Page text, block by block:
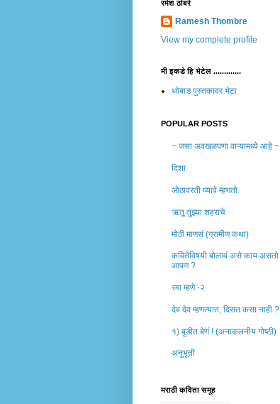
रमेश ठोंबरे
Ramesh Thombre
View my complete profile
मी इकडे हि भेटेल .............
थोबाड पुस्तकावर भेटा
POPULAR POSTS
~ जसा अवखळपणा वाऱ्यामध्ये आहे ~
दिशा
ओठावरती घ्यावे म्हणतो
ऋतू तुझ्या शहराचे
मोठी माणसं (ग्रामीण कथा)
कवितेविषयी बोलावं असे काय असतो
आपण ?
रमा म्हणे -२
देव देव म्हणत्यात, दिसत कसा नाही ?
१) बुडीत बेणं ! (अनाकलनीय गोष्टी)
अनुभूती
मराठी कविता समूह